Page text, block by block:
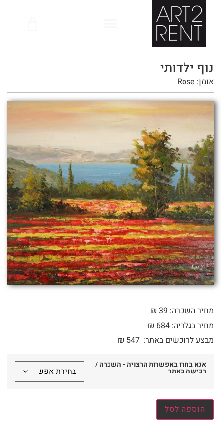
נוף ילדותי
אומן: Rose
מחיר השכרה: 39 ₪
מחיר בגלריה: 684 ₪
מבצע לרוכשים באתר:
₪ 547
אנא בחרו באפשרות הרצויה - השכרה /
רכישה באתר
הוספה לסל